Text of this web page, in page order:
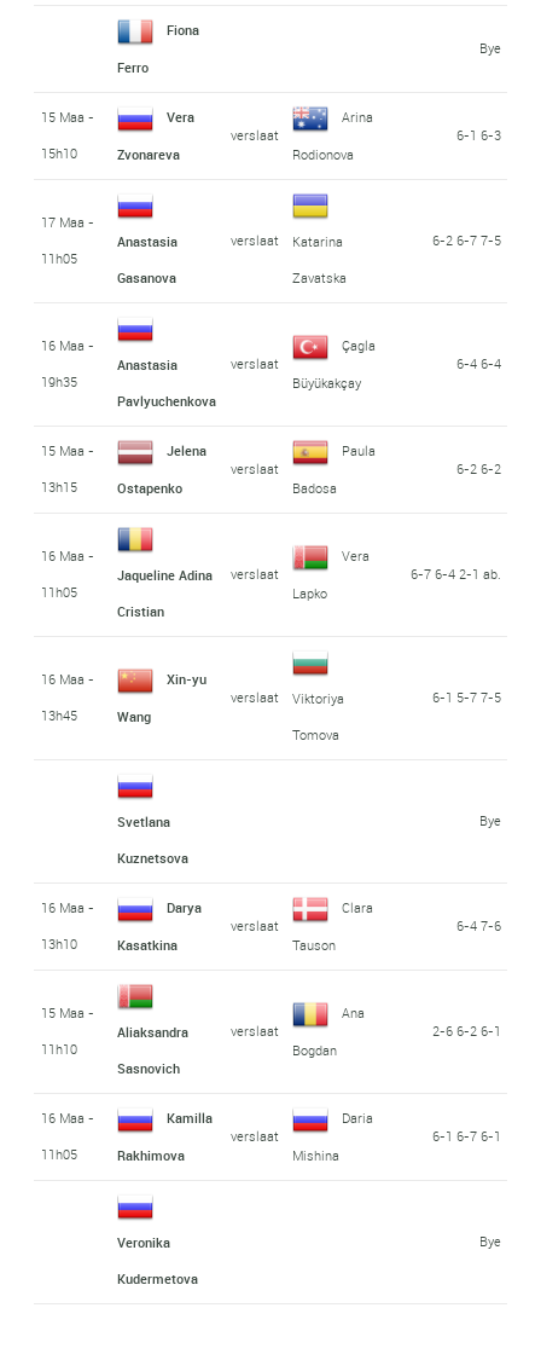
Fiona
Ferro
Bye
15 Maa -
15h10
Vera
Zvonareva
verslaat
Arina
Rodionova
6-1 6-3
17 Maa -
11h05
Anastasia
Gasanova
verslaat
Katarina
Zavatska
6-2 6-7 7-5
16 Maa -
19h35
Anastasia
Pavlyuchenkova
verslaat
Çagla
Büyükakçay
6-4 6-4
15 Maa -
13h15
Jelena
Ostapenko
verslaat
Paula
Badosa
6-2 6-2
16 Maa -
11h05
Jaqueline Adina
Cristian
verslaat
Vera
Lapko
6-7 6-4 2-1 ab.
16 Maa -
13h45
Xin-yu
Wang
verslaat
Viktoriya
Tomova
6-1 5-7 7-5
Svetlana
Kuznetsova
Bye
16 Maa -
13h10
Darya
Kasatkina
verslaat
Clara
Tauson
6-4 7-6
15 Maa -
11h10
Aliaksandra
Sasnovich
verslaat
Ana
Bogdan
2-6 6-2 6-1
16 Maa -
11h05
Kamilla
Rakhimova
verslaat
Daria
Mishina
6-1 6-7 6-1
Veronika
Kudermetova
Bye